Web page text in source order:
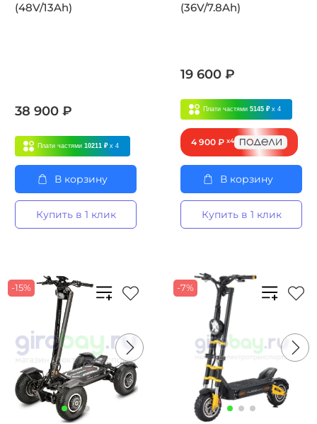
(48V/13Ah)
38 900 ₽
Плати частями 10211 ₽ x 4
В корзину
Купить в 1 клик
(36V/7.8Ah)
19 600 ₽
Плати частями 5145 ₽ x 4
4 900 ₽ x4
В корзину
Купить в 1 клик
-15% -7%